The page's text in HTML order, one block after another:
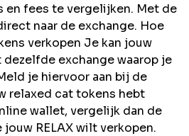
en fees te vergelijken. Met de
naar de exchange. Hoe
verkopen Je kan jouw
dezelfde exchange waarop je
je hiervoor aan bij de
relaxed cat tokens hebt
wallet, vergelijk dan de
RELAX wilt verkopen.